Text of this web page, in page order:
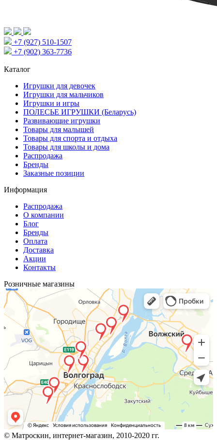
+7 (927) 510-1507
+7 (902) 363-7736
Каталог
Игрушки для девочек
Игрушки для мальчиков
Игрушки и игры
ПОЛЕСЬЕ ИГРУШКИ (Беларусь)
Развивающие игрушки
Товары для малышей
Товары для спорта и отдыха
Товары для школы и дома
Распродажа
Бренды
Заказные позиции
Информация
Распродажа
О компании
Блог
Бренды
Оплата
Доставка
Акции
Контакты
Розничные магазины
© Матроскин, интернет-магазин, 2010-2020 гг.